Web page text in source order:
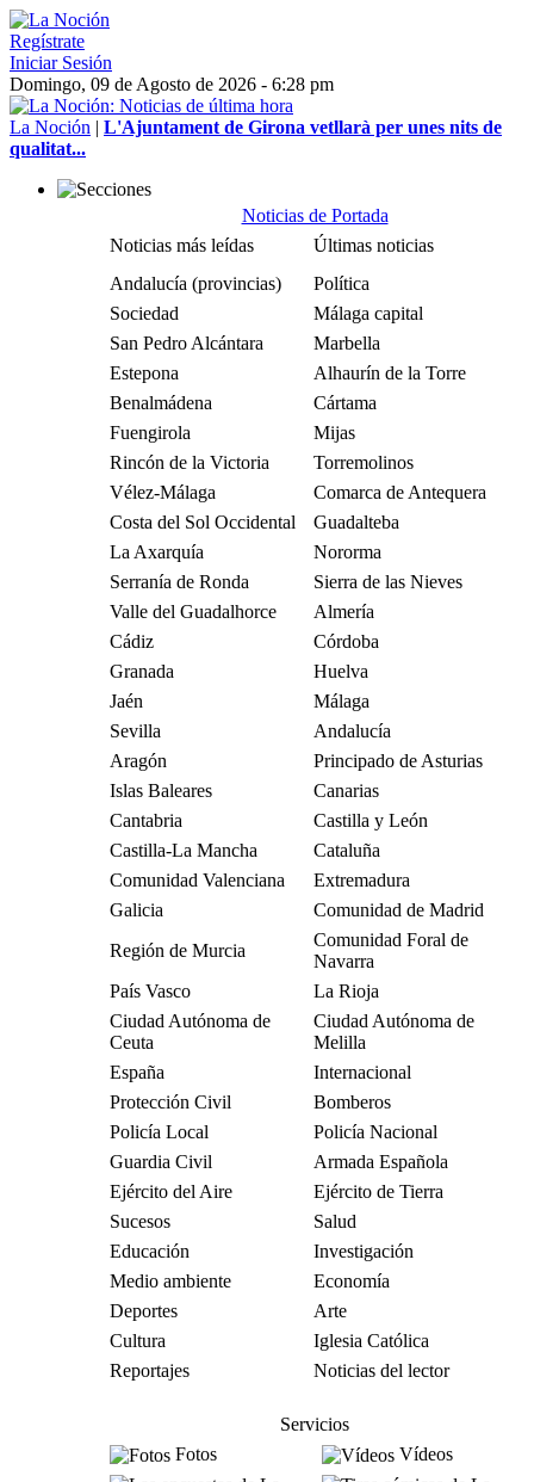
Regístrate
Iniciar Sesión
Domingo, 09 de Agosto de 2026 - 6:28 pm
La Noción | L'Ajuntament de Girona vetllarà per unes nits de
qualitat...
Noticias de Portada
Noticias más leídas
Últimas noticias
Andalucía (provincias)
Política
Sociedad
Málaga capital
San Pedro Alcántara
Marbella
Estepona
Alhaurín de la Torre
Benalmádena
Cártama
Fuengirola
Mijas
Rincón de la Victoria
Torremolinos
Vélez-Málaga
Comarca de Antequera
Costa del Sol Occidental
Guadalteba
La Axarquía
Nororma
Serranía de Ronda
Sierra de las Nieves
Valle del Guadalhorce
Almería
Cádiz
Córdoba
Granada
Huelva
Jaén
Málaga
Sevilla
Andalucía
Aragón
Principado de Asturias
Islas Baleares
Canarias
Cantabria
Castilla y León
Castilla-La Mancha
Cataluña
Comunidad Valenciana
Extremadura
Galicia
Comunidad de Madrid
Región de Murcia
Comunidad Foral de
Navarra
País Vasco
La Rioja
Ciudad Autónoma de
Ceuta
Ciudad Autónoma de
Melilla
España
Internacional
Protección Civil
Bomberos
Policía Local
Policía Nacional
Guardia Civil
Armada Española
Ejército del Aire
Ejército de Tierra
Sucesos
Salud
Educación
Investigación
Medio ambiente
Economía
Deportes
Arte
Cultura
Iglesia Católica
Reportajes
Noticias del lector
Servicios
Fotos
Vídeos